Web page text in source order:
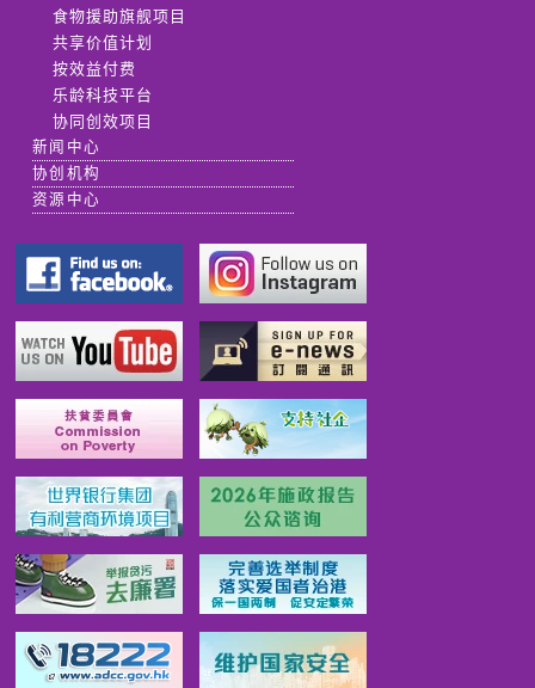
食物援助旗舰项目
共享价值计划
按效益付费
乐龄科技平台
协同创效项目
新闻中心
协创机构
资源中心